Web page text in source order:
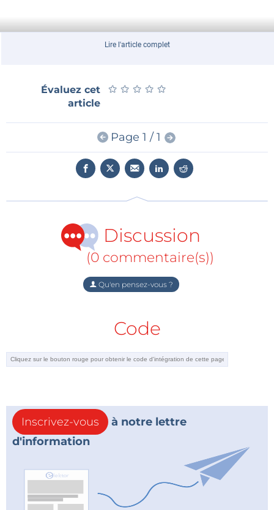
Lire l'article complet
Évaluez cet
article
★ ★ ★ ★ ★
★ ★ ★ ★ ★
Page 1 / 1
Discussion
(0 commentaire(s))
Qu'en pensez-vous ?
Code
Inscrivez-vous
à notre lettre
d'information